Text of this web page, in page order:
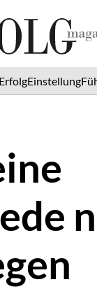
ErfolgEinstellung